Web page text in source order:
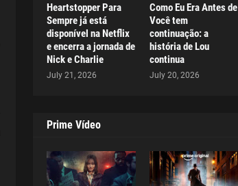
Heartstopper Para
Sempre já está
disponível na Netflix
e encerra a jornada de
Nick e Charlie
July 21, 2026
Como Eu Era Antes de
Você tem
continuação: a
história de Lou
continua
July 20, 2026
Prime Vídeo